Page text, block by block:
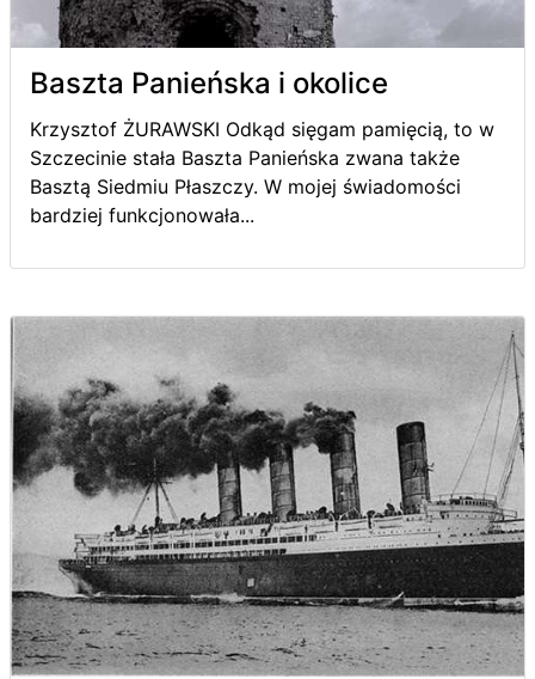
Baszta Panieńska i okolice
Krzysztof ŻURAWSKI Odkąd sięgam pamięcią, to w
Szczecinie stała Baszta Panieńska zwana także
Basztą Siedmiu Płaszczy. W mojej świadomości
bardziej funkcjonowała...